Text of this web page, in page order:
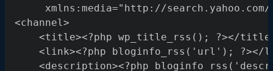
xmlns:media="http://
<channel>
<title><?php wp_title_rss(); ?></
<link><?php bloginfo_rss('url'); ?></
<description><?php